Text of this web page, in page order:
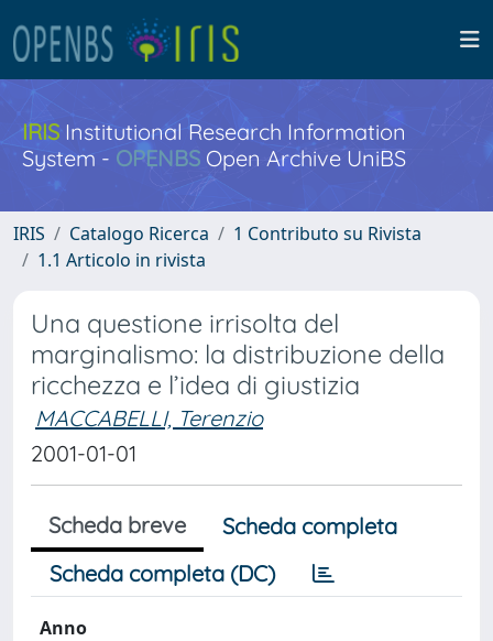
IRISInstitutional Research Information
System - OPENBS Open Archive UniBS
IRIS Catalogo Ricerca
1 Contributo su Rivista
1.1 Articolo in rivista
Una questione irrisolta del
marginalismo: la distribuzione della
ricchezza e l’idea di giustizia
MACCABELLI, Terenzio
2001-01-01
Scheda breve
Scheda completa
Scheda completa (DC)
Anno